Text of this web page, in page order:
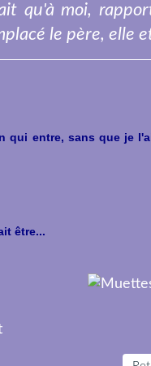
qu'à moi,
le père, elle
qui entre, sans que je
être...